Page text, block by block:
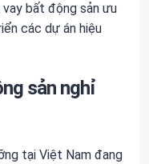
vay bất động sản ưu
các dự án hiệu
sản nghỉ
tại Việt Nam đang